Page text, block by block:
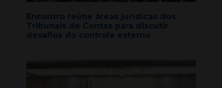
Encontro reúne áreas jurídicas dos
Tribunais de Contas para discutir
desafios do controle externo